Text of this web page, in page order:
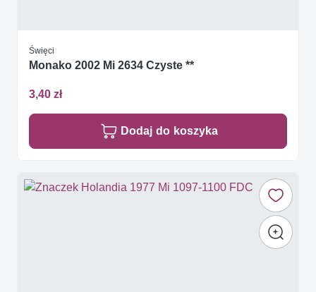
Święci
Monako 2002 Mi 2634 Czyste **
3,40 zł
Dodaj do koszyka